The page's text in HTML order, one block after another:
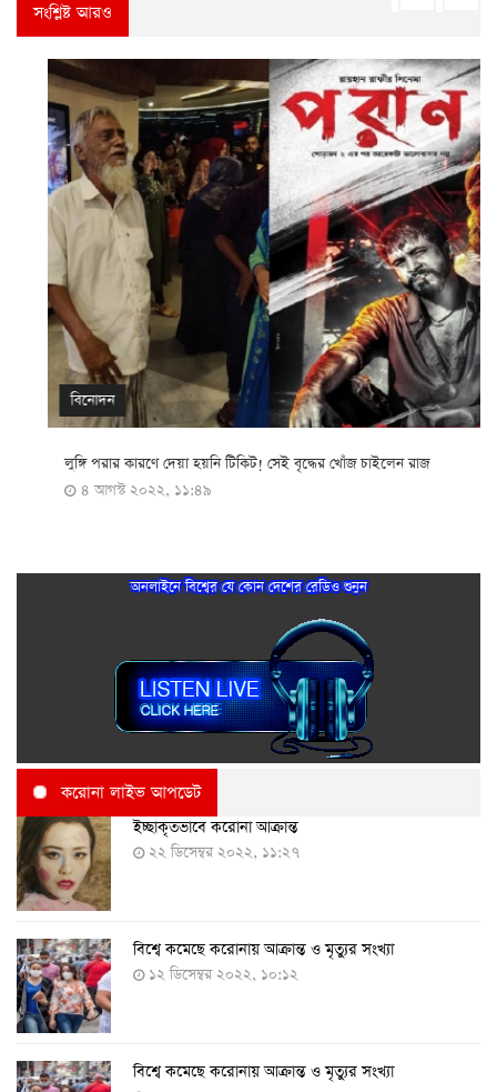
সংশ্লিষ্ট আরও
বিনোদন
লুঙ্গি পরার কারণে দেয়া হয়নি টিকিট! সেই বৃদ্ধের খোঁজ চাইলেন রাজ
৪ আগস্ট ২০২২, ১১:৪৯
অনলাইনে বিশ্বের যে কোন দেশের রেডিও শুনুন
করোনা লাইভ আপডেট
ইচ্ছাকৃতভাবে করোনা আক্রান্ত
২২ ডিসেম্বর ২০২২, ১১:২৭
বিশ্বে কমেছে করোনায় আক্রান্ত ও মৃত্যুর সংখ্যা
১২ ডিসেম্বর ২০২২, ১০:১২
বিশ্বে কমেছে করোনায় আক্রান্ত ও মৃত্যুর সংখ্যা